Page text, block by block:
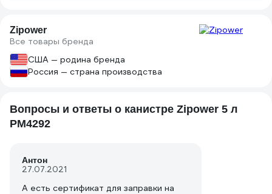
Zipower
Все товары бренда
США — родина бренда
Россия — страна производства
Вопросы и ответы о канистре Zipower 5 л
PM4292
Антон
27.07.2021
А есть сертификат для заправки на